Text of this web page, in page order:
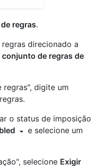
regras.
direcionado a
conjunto de regras de
regras", digite um
o status de imposição
e selecione um
selecione Exigir